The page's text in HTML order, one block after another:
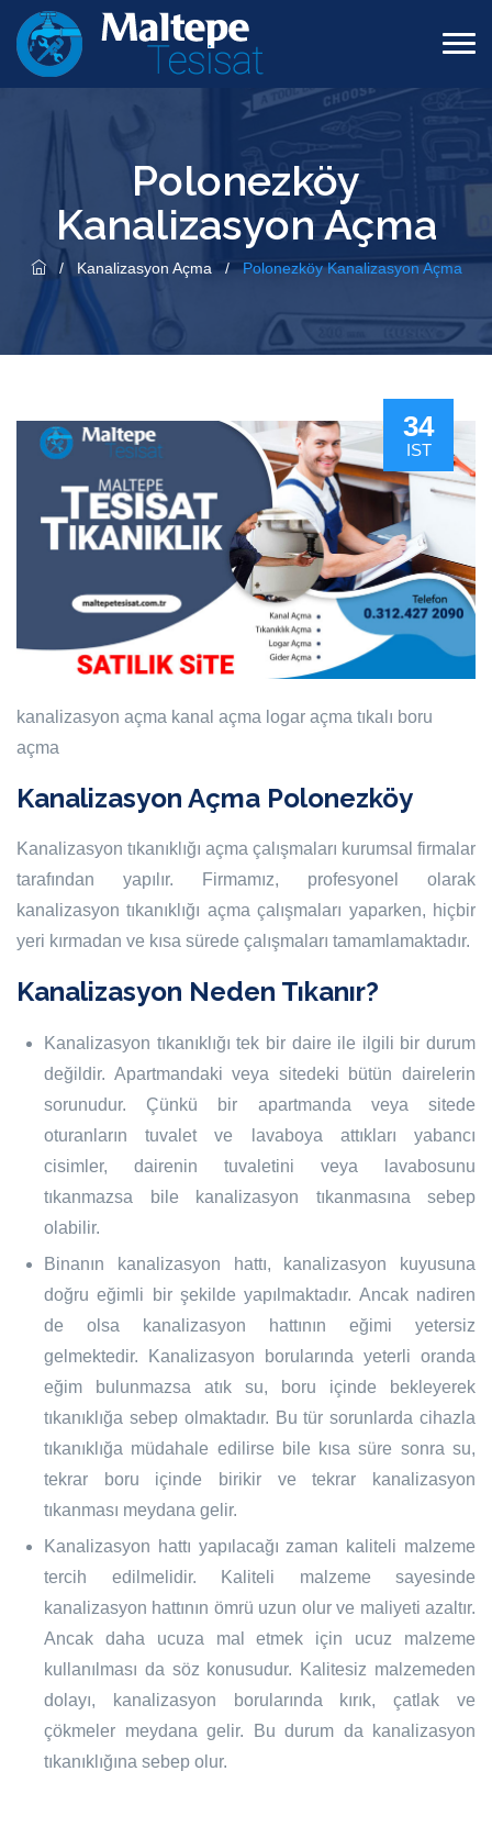
Polonezköy
Kanalizasyon Açma
/ Kanalizasyon Açma / Polonezköy Kanalizasyon Açma
34
IST
kanalizasyon açma kanal açma logar açma tıkalı boru
açma
Kanalizasyon Açma Polonezköy
Kanalizasyon tıkanıklığı açma çalışmaları kurumsal firmalar
tarafından yapılır. Firmamız, profesyonel olarak
kanalizasyon tıkanıklığı açma çalışmaları yaparken, hiçbir
yeri kırmadan ve kısa sürede çalışmaları tamamlamaktadır.
Kanalizasyon Neden Tıkanır?
Kanalizasyon tıkanıklığı tek bir daire ile ilgili bir durum
değildir. Apartmandaki veya sitedeki bütün dairelerin
sorunudur. Çünkü bir apartmanda veya sitede
oturanların tuvalet ve lavaboya attıkları yabancı
cisimler, dairenin tuvaletini veya lavabosunu
tıkanmazsa bile kanalizasyon tıkanmasına sebep
olabilir.
Binanın kanalizasyon hattı, kanalizasyon kuyusuna
doğru eğimli bir şekilde yapılmaktadır. Ancak nadiren
de olsa kanalizasyon hattının eğimi yetersiz
gelmektedir. Kanalizasyon borularında yeterli oranda
eğim bulunmazsa atık su, boru içinde bekleyerek
tıkanıklığa sebep olmaktadır. Bu tür sorunlarda cihazla
tıkanıklığa müdahale edilirse bile kısa süre sonra su,
tekrar boru içinde birikir ve tekrar kanalizasyon
tıkanması meydana gelir.
Kanalizasyon hattı yapılacağı zaman kaliteli malzeme
tercih edilmelidir. Kaliteli malzeme sayesinde
kanalizasyon hattının ömrü uzun olur ve maliyeti azaltır.
Ancak daha ucuza mal etmek için ucuz malzeme
kullanılması da söz konusudur. Kalitesiz malzemeden
dolayı, kanalizasyon borularında kırık, çatlak ve
çökmeler meydana gelir. Bu durum da kanalizasyon
tıkanıklığına sebep olur.